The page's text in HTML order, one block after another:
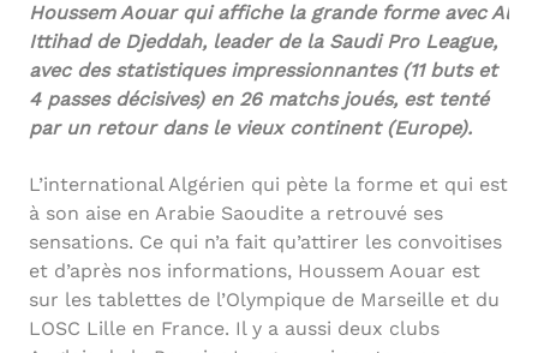
Houssem Aouar qui affiche la grande forme avec Al
Ittihad de Djeddah, leader de la Saudi Pro League,
avec des statistiques impressionnantes (11 buts et
4 passes décisives) en 26 matchs joués, est tenté
par un retour dans le vieux continent (Europe).
L’international Algérien qui pète la forme et qui est
à son aise en Arabie Saoudite a retrouvé ses
sensations. Ce qui n’a fait qu’attirer les convoitises
et d’après nos informations, Houssem Aouar est
sur les tablettes de l’Olympique de Marseille et du
LOSC Lille en France. Il y a aussi deux clubs